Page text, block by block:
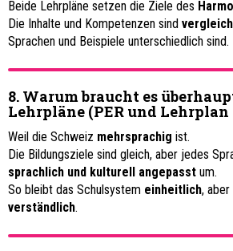
Beide Lehrpläne setzen die Ziele des
Die Inhalte und Kompetenzen sind
Sprachen und Beispiele unterschiedlich sind.
8. Warum braucht es
Lehrpläne (PER und Lehrplan
Weil die Schweiz mehrsprachig ist.
Die Bildungsziele sind gleich, aber jedes
sprachlich und kulturell angepasst um.
So bleibt das Schulsystem einheitlich, aber
verständlich.